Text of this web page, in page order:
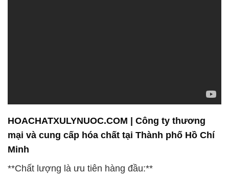
HOACHATXULYNUOC.COM | Công ty thương
mại và cung cấp hóa chất tại Thành phố Hồ Chí
Minh
**Chất lượng là ưu tiên hàng đầu:**